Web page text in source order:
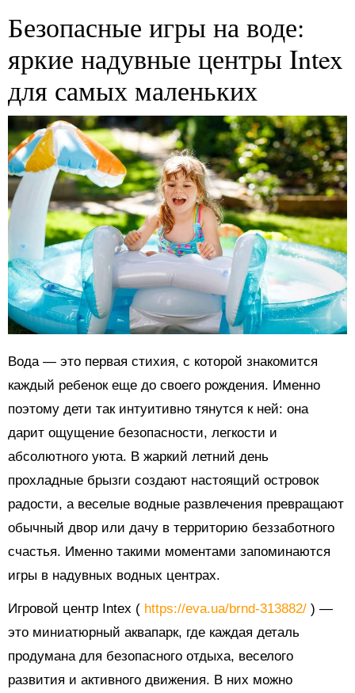
Безопасные игры на воде:
яркие надувные центры Intex
для самых маленьких
Вода — это первая стихия, с которой знакомится
каждый ребенок еще до своего рождения. Именно
поэтому дети так интуитивно тянутся к ней: она
дарит ощущение безопасности, легкости и
абсолютного уюта. В жаркий летний день
прохладные брызги создают настоящий островок
радости, а веселые водные развлечения превращают
обычный двор или дачу в территорию беззаботного
счастья. Именно такими моментами запоминаются
игры в надувных водных центрах.
Игровой центр Intex ( https://eva.ua/brnd-313882/ ) —
это миниатюрный аквапарк, где каждая деталь
продумана для безопасного отдыха, веселого
развития и активного движения. В них можно